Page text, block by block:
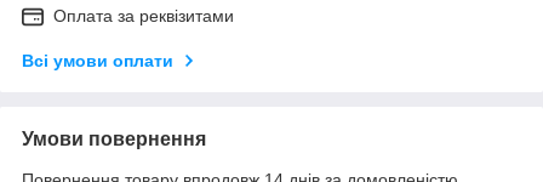
Оплата за реквізитами
Всі умови оплати
Умови повернення